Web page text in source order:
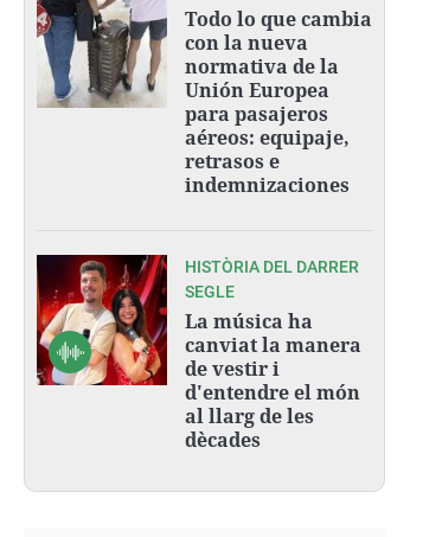
Todo lo que cambia
con la nueva
normativa de la
Unión Europea
para pasajeros
aéreos: equipaje,
retrasos e
indemnizaciones
HISTÒRIA DEL DARRER
SEGLE
La música ha
canviat la manera
de vestir i
d'entendre el món
al llarg de les
dècades